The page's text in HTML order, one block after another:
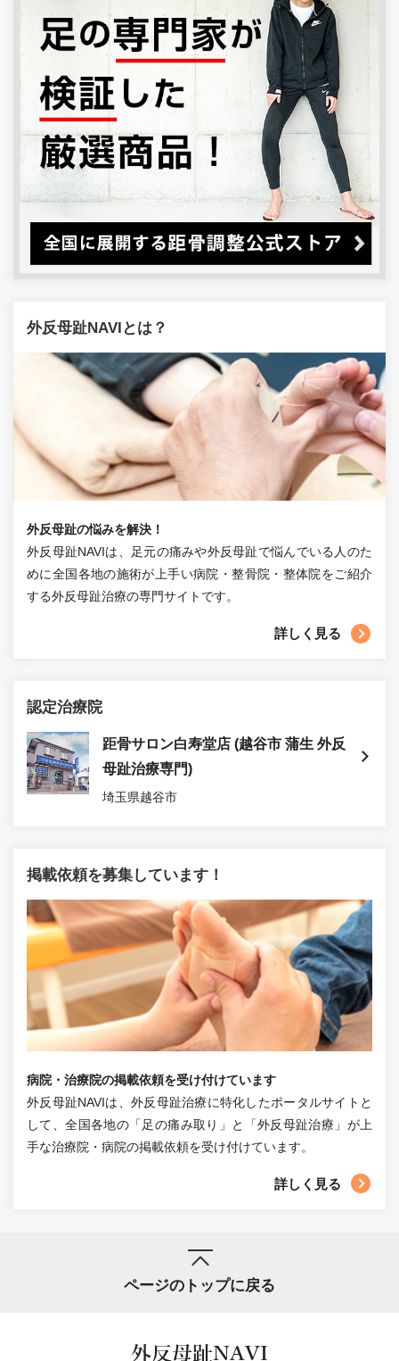
外反母趾NAVIとは？
外反母趾の悩みを解決！
外反母趾NAVIは、足元の痛みや外反母趾で悩んでいる人のた
めに全国各地の施術が上手い病院・整骨院・整体院をご紹介
する外反母趾治療の専門サイトです。
詳しく見る
認定治療院
距骨サロン白寿堂店 (越谷市 蒲生 外反
母趾治療専門)
埼玉県越谷市
掲載依頼を募集しています！
病院・治療院の掲載依頼を受け付けています
外反母趾NAVIは、外反母趾治療に特化したポータルサイトと
して、全国各地の「足の痛み取り」と「外反母趾治療」が上
手な治療院・病院の掲載依頼を受け付けています。
詳しく見る
ページのトップに戻る
外反母趾NAVI